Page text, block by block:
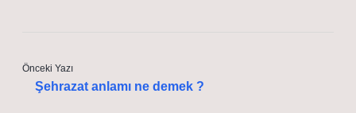
Önceki Yazı
Şehrazat anlamı ne demek ?